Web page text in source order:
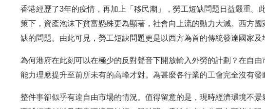
香港經歷了3年的疫情，再加上「移民潮」，勞工短缺問題日益嚴重。
策下，資產泡沫下貧富懸殊更為顯著，社會向上流的動力大減。西方
缺的問題。由此可見，勞工短缺問題更是以西方為首的傳統發達國家及
為何港府在此刻可以在極少的反對聲音下開放輸入外勞的計劃？在自
能力理應提升至前所未有的高峰才對。為甚麼各行業的工會完全沒有發
整件事卻似乎有違自由市場的情況。值得留意的是，現時經濟環境不